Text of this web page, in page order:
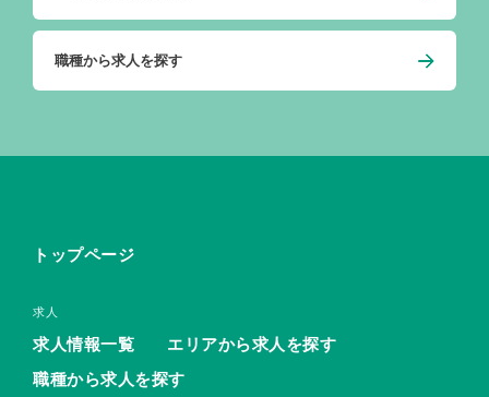
職種から求人を探す
トップページ
求人
求人情報一覧
エリアから求人を探す
職種から求人を探す